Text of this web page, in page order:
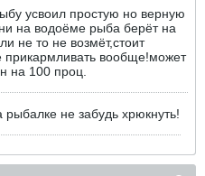
усвоил простую но верную
на водоёме рыба берёт на
не то не возмёт,стоит
прикармливать вообще!может
на 100 проц.
не забудь хрюкнуть!